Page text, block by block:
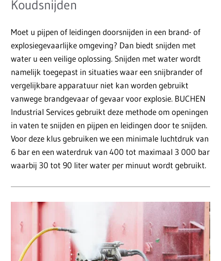
Koudsnijden
Moet u pijpen of leidingen doorsnijden in een brand- of
explosiegevaarlijke omgeving? Dan biedt snijden met
water u een veilige oplossing. Snijden met water wordt
namelijk toegepast in situaties waar een snijbrander of
vergelijkbare apparatuur niet kan worden gebruikt
vanwege brandgevaar of gevaar voor explosie. BUCHEN
Industrial Services gebruikt deze methode om openingen
in vaten te snijden en pijpen en leidingen door te snijden.
Voor deze klus gebruiken we een minimale luchtdruk van
6 bar en een waterdruk van 400 tot maximaal 3 000 bar
waarbij 30 tot 90 liter water per minuut wordt gebruikt.